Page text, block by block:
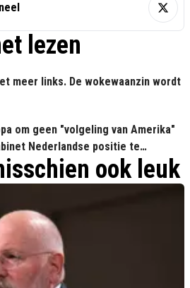
lezen
meer links. De wokewaanzin wordt
om geen "volgeling van Amerika"
Nederlandse positie te
ook leuk